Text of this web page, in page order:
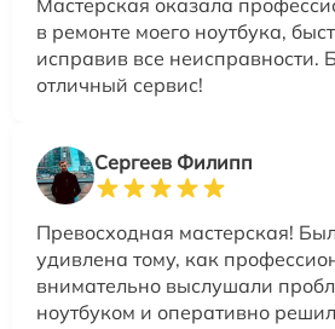
Мастерская оказала
в ремонте моего ноутбука,
исправив все неисправности.
отличный сервис!
Сергеев Филипп
Превосходная мастерская!
удивлена тому, как
внимательно выслушали
ноутбуком и оперативно